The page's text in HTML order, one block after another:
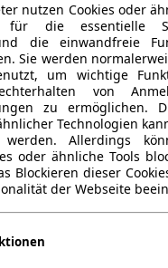
nutzen Cookies oder
für die essentielle
die einwandfreie
Sie werden
um wichtige
von
zu ermöglichen.
Technologien
Allerdings
oder ähnliche Tools
Blockieren dieser
der Webseite